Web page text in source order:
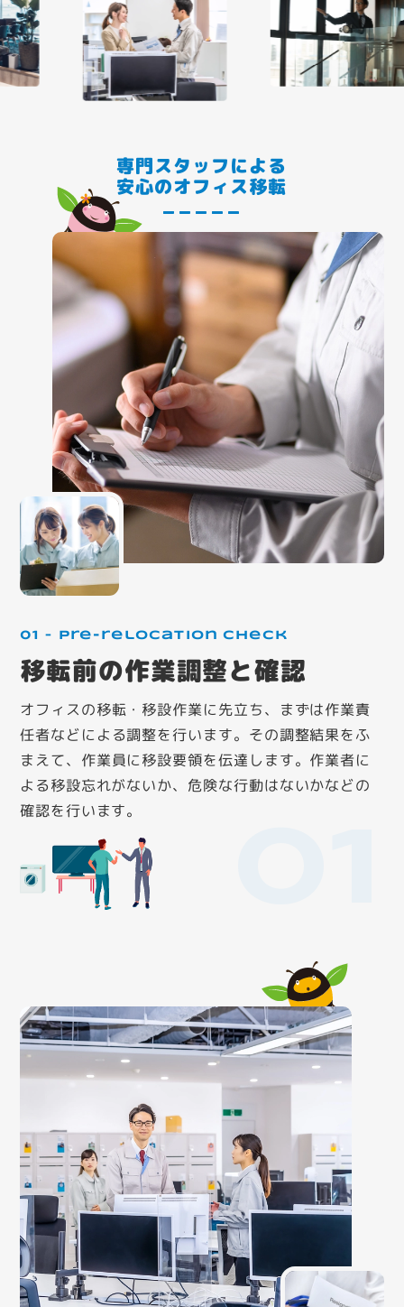
専門スタッフによる
安心のオフィス移転
01 – Pre-relocation check
移転前の作業調整と確認
オフィスの移転・移設作業に先立ち、まずは作業責
任者などによる調整を行います。その調整結果をふ
まえて、作業員に移設要領を伝達します。作業者に
よる移設忘れがないか、危険な行動はないかなどの
確認を行います。